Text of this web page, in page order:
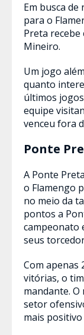
Em busca
para o
Preta recebe
Mineiro.
Um jogo
quanto
últimos
equipe
venceu fora
Ponte
A Ponte
o Flamengo
no meio da
pontos a
campeonato
seus
Com apenas
vitórias, o
mandante.
setor
mais